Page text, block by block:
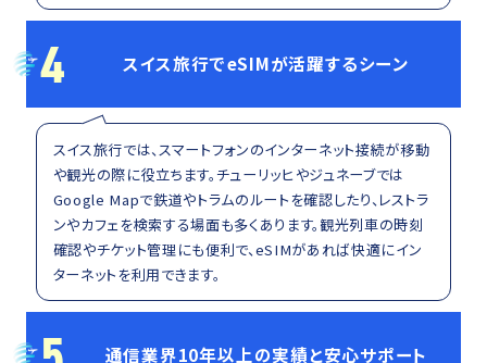
4 スイス旅行でeSIMが活躍するシーン
スイス旅行では、スマートフォンのインターネット接続が移動
や観光の際に役立ちます。チューリッヒやジュネーブでは
Google Mapで鉄道やトラムのルートを確認したり、レストラ
ンやカフェを検索する場面も多くあります。観光列車の時刻
確認やチケット管理にも便利で、eSIMがあれば快適にイン
ターネットを利用できます。
通信業界10年以上の実績と安心サポート